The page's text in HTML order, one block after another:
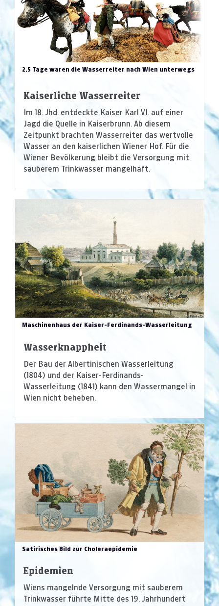
2,5 Tage waren die Wasserreiter nach Wien unterwegs
Kaiserliche Wasserreiter
Im 18. Jhd. entdeckte Kaiser Karl VI. auf einer
Jagd die Quelle in Kaiserbrunn. Ab diesem
Zeitpunkt brachten Wasserreiter das wertvolle
Wasser an den kaiserlichen Wiener Hof. Für die
Wiener Bevölkerung bleibt die Versorgung mit
sauberem Trinkwasser mangelhaft.
Maschinenhaus der Kaiser-Ferdinands-Wasserleitung
Wasserknappheit
Der Bau der Albertinischen Wasserleitung
(1804) und der Kaiser-Ferdinands-
Wasserleitung (1841) kann den Wassermangel in
Wien nicht beheben.
Satirisches Bild zur Choleraepidemie
Epidemien
Wiens mangelnde Versorgung mit sauberem
Trinkwasser führte Mitte des 19. Jahrhundert